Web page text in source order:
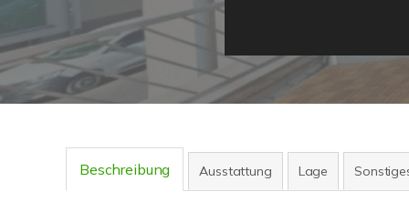
Beschreibung Ausstattung Lage